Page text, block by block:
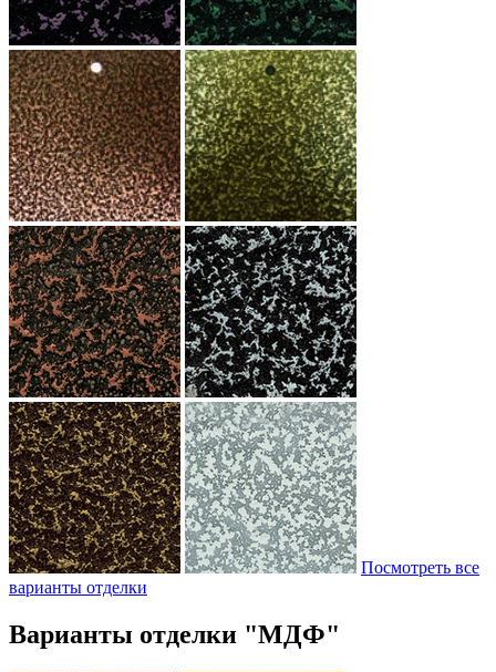
Посмотреть все
варианты отделки
Варианты отделки "МДФ"